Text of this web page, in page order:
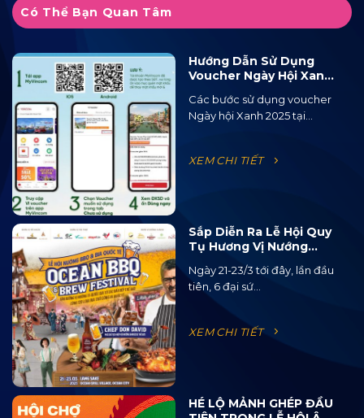
Có Thể Bạn Quan Tâm
Hướng Dẫn Sử Dụng
Voucher Ngày Hội Xanh
Các bước sử dụng voucher
Ngày hội Xanh 2025 tại...
XEM CHI TIẾT
Sắp Diễn Ra Lễ Hội Quy
Tụ Hương Vị Nướng
BBQ Từ 15 Quốc Gia Và
120 Loại Bia Thủ Công
Ngày 21-23/3 tới đây, lần đầu
tiên, 6 đại sứ...
XEM CHI TIẾT
HÉ LỘ MẢNH GHÉP ĐẦU